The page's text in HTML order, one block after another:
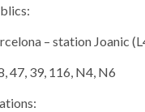
– station Joanic
47, 39, 116, N4, N6